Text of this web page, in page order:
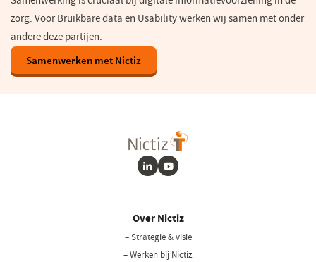
zorg. Voor Bruikbare data en Usability werken wij samen met onder
andere deze partijen.
Samenwerken met Nictiz
LinkedInYoutube
Over Nictiz
– Strategie & visie
– Werken bij Nictiz